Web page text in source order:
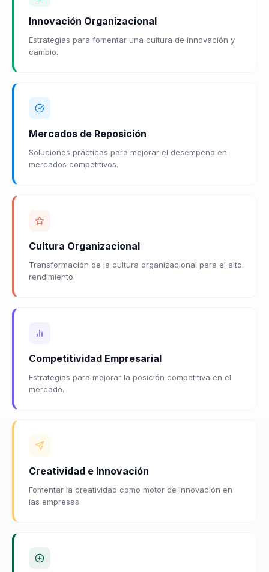
Innovación Organizacional
Estrategias para fomentar una cultura de innovación y
cambio.
Mercados de Reposición
Soluciones prácticas para mejorar el desempeño en
mercados competitivos.
Cultura Organizacional
Transformación de la cultura organizacional para el alto
rendimiento.
Competitividad Empresarial
Estrategias para mejorar la posición competitiva en el
mercado.
Creatividad e Innovación
Fomentar la creatividad como motor de innovación en
las empresas.